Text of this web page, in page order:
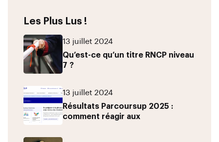
Les Plus Lus !
13 juillet 2024
Qu’est-ce qu’un titre RNCP niveau
7 ?
13 juillet 2024
Résultats Parcoursup 2025 :
comment réagir aux